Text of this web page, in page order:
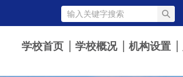
学校首页 学校概况 机构设置